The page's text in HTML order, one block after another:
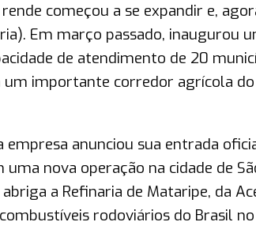
começou a se expandir e,
Em março passado, inaugurou
de atendimento de 20
um importante corredor agrícola
empresa anunciou sua entrada
uma nova operação na cidade de
a Refinaria de Mataripe, da
rodoviários do Brasil no